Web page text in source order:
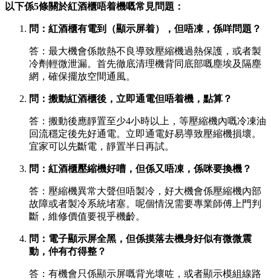
以下係5條關於紅酒櫃唔着機嘅常見問題：
問：紅酒櫃有電到（顯示屏着），但唔凍，係咩問題？
答：最大機會係散熱不良導致壓縮機過熱保護，或者製
冷劑輕微泄漏。首先徹底清理機背同底部嘅塵埃及隔塵
網，確保擺放空間通風。
問：搬動紅酒櫃後，立即通電但唔着機，點算？
答：搬動後應靜置至少4小時以上，等壓縮機內嘅冷凍油
回流穩定後先好通電。立即通電好易導致壓縮機損壞。
宜家可以先斷電，靜置半日再試。
問：紅酒櫃壓縮機好嘈，但係又唔凍，係咪要換機？
答：壓縮機異常大聲但唔製冷，好大機會係壓縮機內部
故障或者製冷系統堵塞。呢個情況需要專業師傅上門判
斷，維修價值要視乎機齡。
問：電子顯示屏全黑，但係摸落去機身好似有微微震
動，仲有冇得整？
答：有機會只係顯示屏嘅背光壞咗，或者顯示模組線路